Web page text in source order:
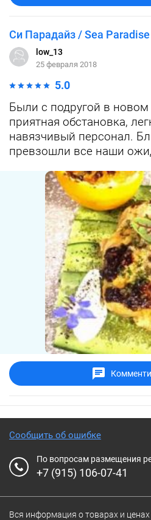
Си Парадайз / Sea
low_13
25 февраля 2018
5.0
Были с подругой в новом
приятная обстановка,
навязчивый персонал.
превзошли все наши
Сообщить об ошибке
По вопросам размещения
+7 (915) 106-07-41
Вся информация о товарах и